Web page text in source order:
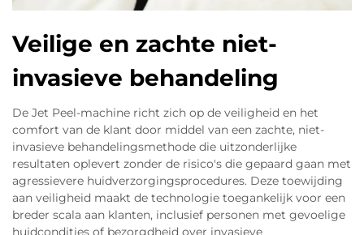
Veilige en zachte niet-
invasieve behandeling
De Jet Peel-machine richt zich op de veiligheid en het
comfort van de klant door middel van een zachte, niet-
invasieve behandelingsmethode die uitzonderlijke
resultaten oplevert zonder de risico's die gepaard gaan met
agressievere huidverzorgingsprocedures. Deze toewijding
aan veiligheid maakt de technologie toegankelijk voor een
breder scala aan klanten, inclusief personen met gevoelige
huidcondities of bezorgdheid over invasieve